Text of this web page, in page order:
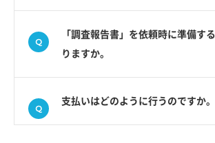
「調査報告書」を依頼時に準備す
りますか。
支払いはどのように行うのですか。